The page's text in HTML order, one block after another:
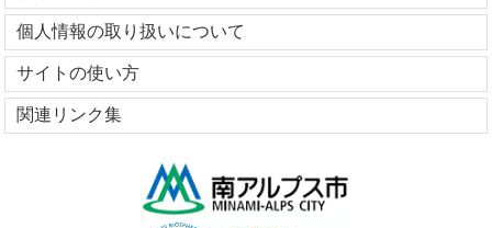
個人情報の取り扱いについて
サイトの使い方
関連リンク集